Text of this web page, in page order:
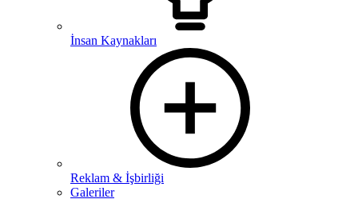
İnsan Kaynakları
Reklam & İşbirliği
Galeriler